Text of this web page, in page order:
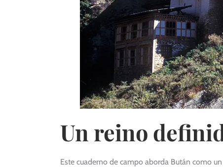
Un reino
Este cuaderno de campo aborda Bután como